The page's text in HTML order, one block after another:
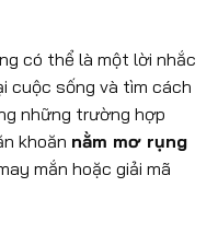
có thể là một lời nhắc
cuộc sống và tìm cách
những trường hợp
khoăn nằm mơ rụng
mắn hoặc giải mã